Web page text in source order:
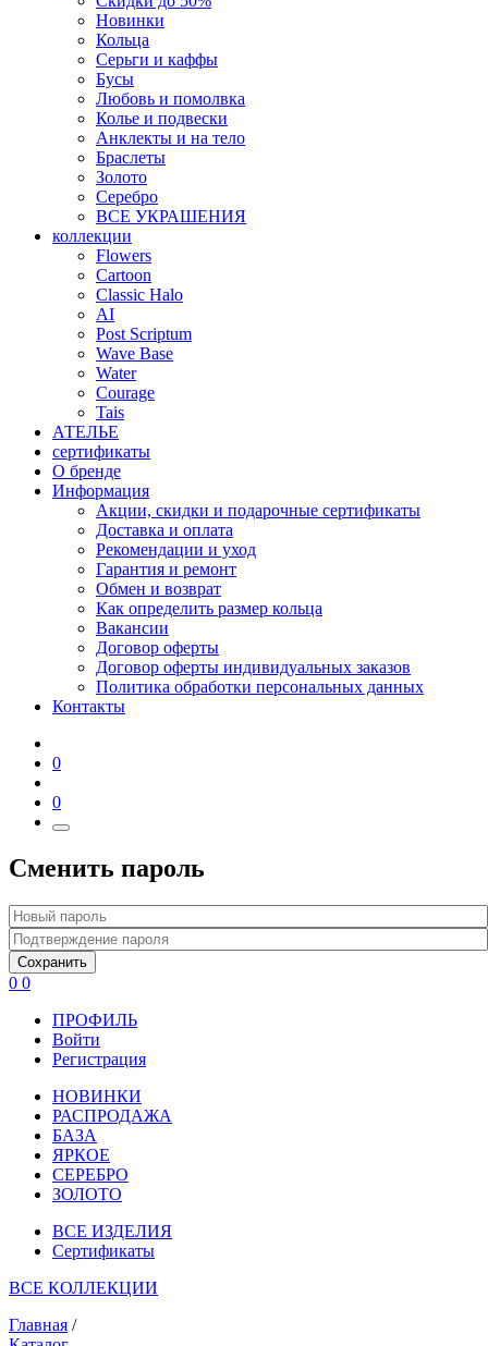
Новинки
Кольца
Серьги и каффы
Бусы
Любовь и помолвка
Колье и подвески
Анклекты и на тело
Браслеты
Золото
Серебро
ВСЕ УКРАШЕНИЯ
коллекции
Flowers
Cartoon
Classic Halo
AI
Post Scriptum
Wave Base
Water
Courage
Tais
АТЕЛЬЕ
сертификаты
О бренде
Информация
Акции, скидки и подарочные сертификаты
Доставка и оплата
Рекомендации и уход
Гарантия и ремонт
Обмен и возврат
Как определить размер кольца
Вакансии
Договор оферты
Договор оферты индивидуальных заказов
Политика обработки персональных данных
Контакты
0
0
Сменить пароль
Сохранить
0 0
ПРОФИЛЬ
Войти
Регистрация
НОВИНКИ
РАСПРОДАЖА
БАЗА
ЯРКОЕ
СЕРЕБРО
ЗОЛОТО
ВСЕ ИЗДЕЛИЯ
Сертификаты
ВСЕ КОЛЛЕКЦИИ
Главная /